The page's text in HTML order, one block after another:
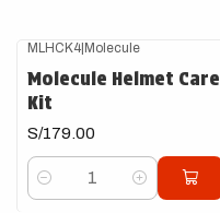
MLHCK4| Molecule
Molecule Helmet Care
Kit
S/179.00
Cantidad